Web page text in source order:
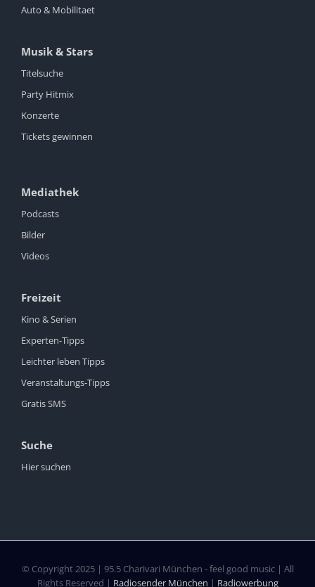
Auto & Mobilitaet
Musik & Stars
Titelsuche
Party Hitmix
Konzerte
Tickets gewinnen
Mediathek
Podcasts
Bilder
Videos
Freizeit
Kino & Serien
Experten-Tipps
Leichter leben Tipps
Veranstaltungs-Tipps
Gratis SMS
Suche
Hier suchen
© Copyright 2025 | 95.5 Charivari München - feel good music | All
Rights Reserved | Radiosender München | Radiowerbung